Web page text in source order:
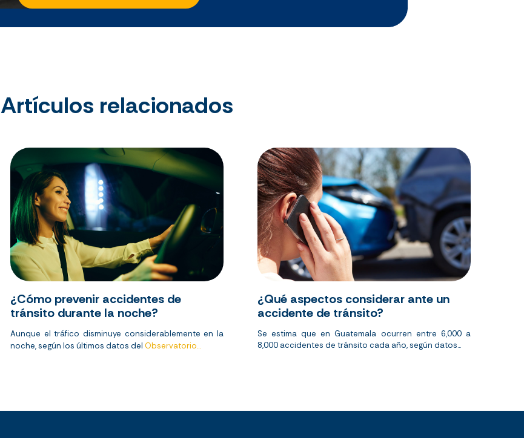
Artículos relacionados
¿Cómo prevenir accidentes de
tránsito durante la noche?
Aunque el tráfico disminuye considerablemente en la
noche, según los últimos datos del Observatorio...
¿Qué aspectos considerar ante un
accidente de tránsito?
Se estima que en Guatemala ocurren entre 6,000 a
8,000 accidentes de tránsito cada año, según datos...